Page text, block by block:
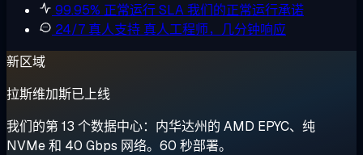
99.95% 正常运行 SLA我们的正常运行承诺
24/7 真人支持 真人工程师，几分钟响应
新区域
拉斯维加斯已上线
我们的第 13 个数据中心：内华达州的 AMD EPYC、纯
NVMe 和 40 Gbps 网络。60 秒部署。